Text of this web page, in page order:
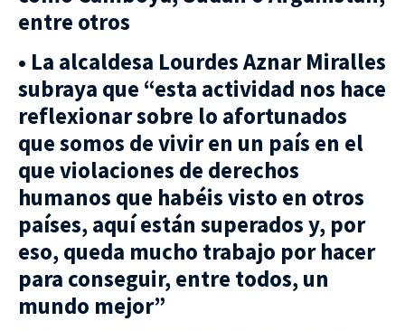
entre otros
• La alcaldesa Lourdes Aznar Miralles
subraya que “esta actividad nos hace
reflexionar sobre lo afortunados
que somos de vivir en un país en el
que violaciones de derechos
humanos que habéis visto en otros
países, aquí están superados y, por
eso, queda mucho trabajo por hacer
para conseguir, entre todos, un
mundo mejor”